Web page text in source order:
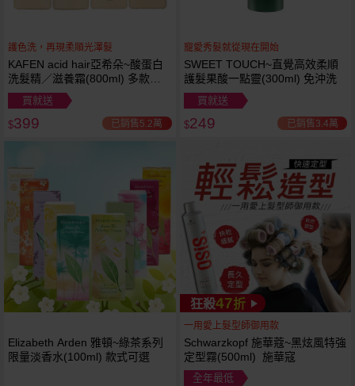
護色洗，再現柔順光澤髮
KAFEN acid hair亞希朵~酸蛋白
洗髮精／滋養霜(800ml) 多款可
選
買就送
$399 已銷售5.2萬
寵愛秀髮就從現在開始
SWEET TOUCH~直覺高效柔順
護髮果酸一點靈(300ml) 免沖洗
買就送
$249 已銷售3.4萬
Elizabeth Arden 雅頓~綠茶系列
限量淡香水(100ml) 款式可選
狂殺47折
一用愛上髮型師御用款
Schwarzkopf 施華蔻~黑炫風特強
定型霧(500ml) 施華寇
全年最低